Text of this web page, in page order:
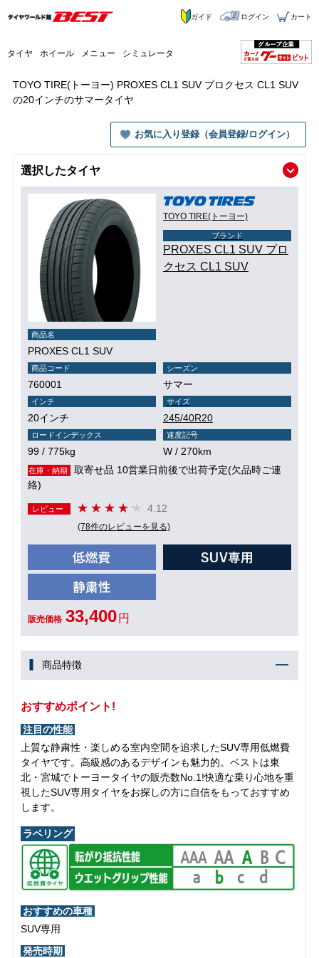
タイヤ ホイール メニュー シミュレータ
ガイド ログイン カート
TOYO TIRE(トーヨー) PROXES CL1 SUV プロクセス CL1 SUV
の20インチのサマータイヤ
お気に入り登録（会員登録/ログイン）
選択したタイヤ
TOYO TIRE(トーヨー)
ブランド
PROXES CL1 SUV プロ
クセス CL1 SUV
商品名
PROXES CL1 SUV
商品コード
760001
シーズン
サマー
インチ
20インチ
サイズ
245/40R20
ロードインデックス
99 / 775kg
速度記号
W / 270km
在庫・納期
取寄せ品 10営業日前後で出荷予定(欠品時ご連
絡)
レビュー 4.12
(78件のレビューを見る)
販売価格 33,400 円
商品特徴
おすすめポイント!
注目の性能
上質な静粛性・楽しめる室内空間を追求したSUV専用低燃費
タイヤです。高級感のあるデザインも魅力的。ベストは東
北・宮城でトーヨータイヤの販売数No.1!快適な乗り心地を重
視したSUV専用タイヤをお探しの方に自信をもっておすすめ
します。
ラベリング
おすすめの車種
SUV専用
発売時期